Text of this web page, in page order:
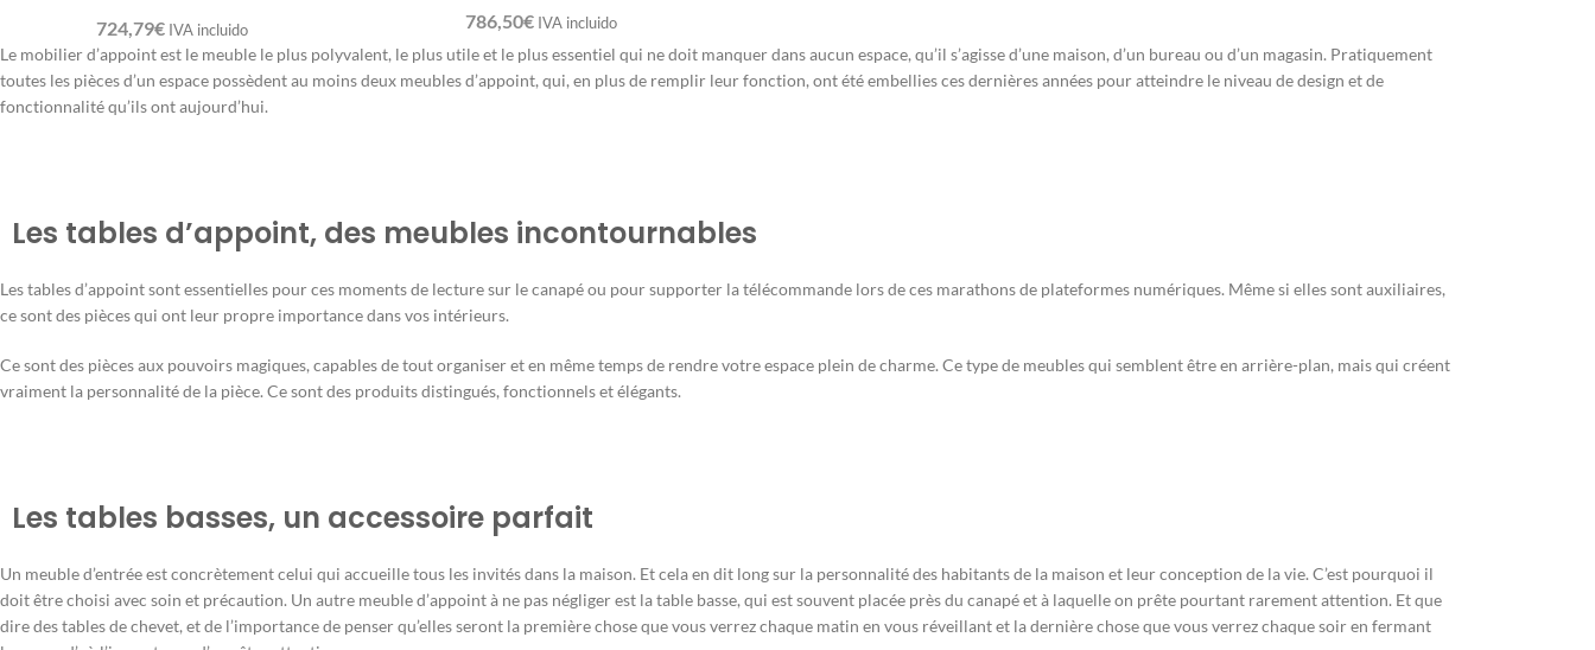
724,79€ IVA incluido 786,50€ IVA incluido
Le mobilier d’appoint est le meuble le plus polyvalent, le plus utile et le plus essentiel qui ne doit manquer dans aucun espace, qu’il s’agisse d’une maison, d’un bureau ou d’un magasin. Pratiquement
toutes les pièces d’un espace possèdent au moins deux meubles d’appoint, qui, en plus de remplir leur fonction, ont été embellies ces dernières années pour atteindre le niveau de design et de
fonctionnalité qu’ils ont aujourd’hui.
Les tables d’appoint, des meubles incontournables
Les tables d’appoint sont essentielles pour ces moments de lecture sur le canapé ou pour supporter la télécommande lors de ces marathons de plateformes numériques. Même si elles sont auxiliaires,
ce sont des pièces qui ont leur propre importance dans vos intérieurs.
Ce sont des pièces aux pouvoirs magiques, capables de tout organiser et en même temps de rendre votre espace plein de charme. Ce type de meubles qui semblent être en arrière-plan, mais qui créent
vraiment la personnalité de la pièce. Ce sont des produits distingués, fonctionnels et élégants.
Les tables basses, un accessoire parfait
Un meuble d’entrée est concrètement celui qui accueille tous les invités dans la maison. Et cela en dit long sur la personnalité des habitants de la maison et leur conception de la vie. C’est pourquoi il
doit être choisi avec soin et précaution. Un autre meuble d’appoint à ne pas négliger est la table basse, qui est souvent placée près du canapé et à laquelle on prête pourtant rarement attention. Et que
dire des tables de chevet, et de l’importance de penser qu’elles seront la première chose que vous verrez chaque matin en vous réveillant et la dernière chose que vous verrez chaque soir en fermant